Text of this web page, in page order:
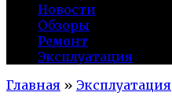
Новости
Обзоры
Ремонт
Эксплуатация
Главная » Эксплуатация